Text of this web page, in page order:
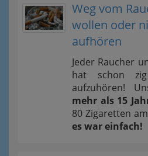
Weg vom
wollen oder
aufhören
Jeder Raucher
hat schon
aufzuhören!
mehr als 15
80 Zigaretten
es war einfach!